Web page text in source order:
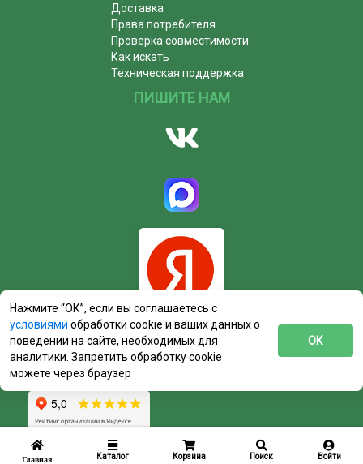
Главная Каталог Корзина Поиск Войти
Доставка
Права потребителя
Проверка совместимости
Как искать
Техническая поддержка
ПИШИТЕ НАМ
Нажмите “ОК”, если вы соглашаетесь с
условиями обработки cookie и ваших данных о
поведении на сайте, необходимых для
аналитики. Запретить обработку cookie
можете через браузер
ОК